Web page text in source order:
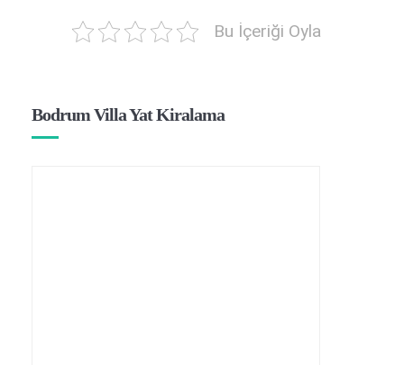
Bu İçeriği Oyla
Bodrum Villa Yat Kiralama